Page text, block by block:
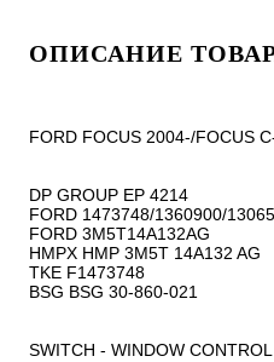
ОПИСАНИЕ
FORD FOCUS 2004-/FOCUS
DP GROUP EP 4214
FORD 1473748/1360900/
FORD 3M5T14A132AG
HMPX HMP 3M5T 14A132 AG
TKE F1473748
BSG BSG 30-860-021
SWITCH - WINDOW CONTROL